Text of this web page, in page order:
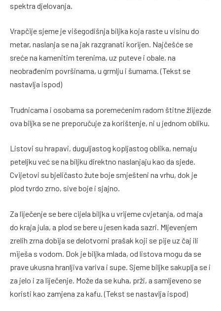
spektra djelovanja.
Vrapčije sjeme je višegodišnja biljka koja raste u visinu do
metar, naslanja se na jak razgranati korijen. Najčešće se
sreće na kamenitim terenima, uz puteve i obale, na
neobrađenim površinama, u grmlju i šumama. (Tekst se
nastavlja ispod)
Trudnicama i osobama sa poremećenim radom štitne žlijezde
ova biljka se ne preporučuje za korištenje, ni u jednom obliku.
Listovi su hrapavi, duguljastog kopljastog oblika, nemaju
peteljku već se na biljku direktno naslanjaju kao da sjede.
Cvijetovi su bjeličasto žute boje smješteni na vrhu, dok je
plod tvrdo zrno, sive boje i sjajno.
Za liječenje se bere cijela biljka u vrijeme cvjetanja, od maja
do kraja jula, a plod se bere u jesen kada sazri. Mljevenjem
zrelih zrna dobija se delotvorni prašak koji se pije uz čaj ili
miješa s vodom. Dok je biljka mlada, od listova mogu da se
prave ukusna hranljiva variva i supe. Sjeme biljke sakuplja se i
za jelo i za liječenje. Može da se kuha, prži, a samljeveno se
koristi kao zamjena za kafu. (Tekst se nastavlja ispod)